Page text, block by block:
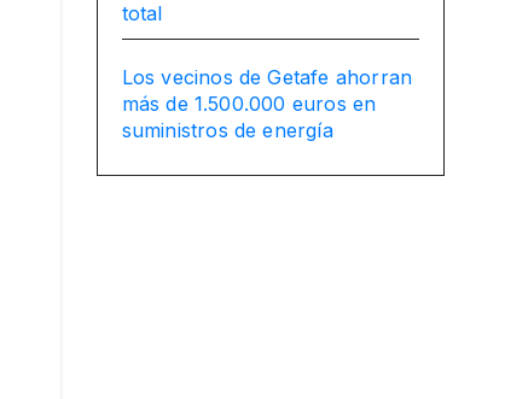
total
Los vecinos de Getafe ahorran
más de 1.500.000 euros en
suministros de energía